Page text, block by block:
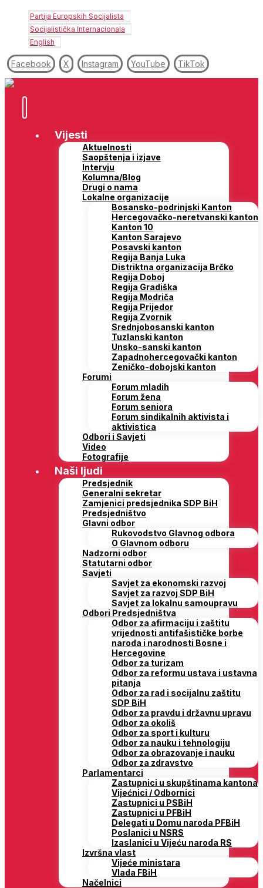
Partija Europskih Socijalista
Socijalistička Internacionala
English
Facebook X Instagram YouTube TikTok
Vijesti
Aktuelnosti
Saopštenja i izjave
Intervju
Kolumna/Blog
Drugi o nama
Lokalne organizacije
Bosansko-podrinjski Kanton
Hercegovačko-neretvanski kanton
Kanton 10
Kanton Sarajevo
Posavski kanton
Regija Banja Luka
Distriktna organizacija Brčko
Regija Doboj
Regija Gradiška
Regija Modriča
Regija Prijedor
Regija Zvornik
Srednjobosanski kanton
Tuzlanski kanton
Unsko-sanski kanton
Zapadnohercegovački kanton
Zeničko-dobojski kanton
Forumi
Forum mladih
Forum žena
Forum seniora
Forum sindikalnih aktivista i
aktivistica
Odbori i Savjeti
Video
Fotografije
Naši ljudi
Predsjednik
Generalni sekretar
Zamjenici predsjednika SDP BiH
Predsjedništvo
Glavni odbor
Rukovodstvo Glavnog odbora
O Glavnom odboru
Nadzorni odbor
Statutarni odbor
Savjeti
Savjet za ekonomski razvoj
Savjet za razvoj SDP BiH
Savjet za lokalnu samoupravu
Odbori Predsjedništva
Odbor za afirmaciju i zaštitu
vrijednosti antifašističke borbe
naroda i narodnosti Bosne i
Hercegovine
Odbor za turizam
Odbor za reformu ustava i ustavna
pitanja
Odbor za rad i socijalnu zaštitu
SDP BiH
Odbor za pravdu i državnu upravu
Odbor za okoliš
Odbor za sport i kulturu
Odbor za nauku i tehnologiju
Odbor za obrazovanje i nauku
Odbor za zdravstvo
Parlamentarci
Zastupnici u skupštinama kantona
Vijećnici / Odbornici
Zastupnici u PSBiH
Zastupnici u PFBiH
Delegati u Domu naroda PFBiH
Poslanici u NSRS
Izaslanici u Vijeću naroda RS
Izvršna vlast
Vijeće ministara
Vlada FBiH
Načelnici